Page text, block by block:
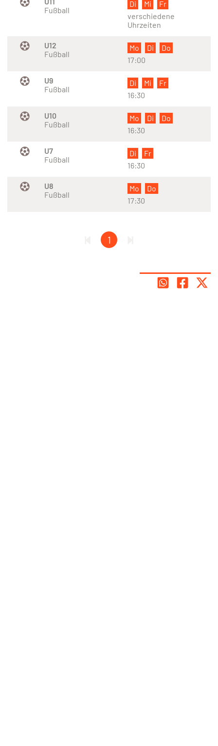
Fußball
Di Mi
Fr
verschiedene
Uhrzeiten
U12
Fußball
Mo Di
Do
17:00
U9
Fußball
Di Mi
Fr
16:30
U10
Fußball
Mo Di
Do
16:30
U7
Fußball
Di
Fr
16:30
U8
Fußball
Mo
Do
17:30
1